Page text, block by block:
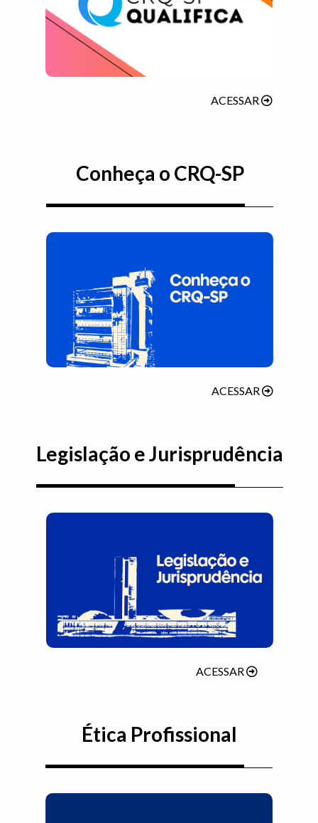
ACESSAR(ABRIRÁ
Conheça o CRQ-SP
ACESSAR(ABRIRÁ
Legislação e Jurisprudência
ACESSAR(ABRIRÁ EM
Ética Profissional